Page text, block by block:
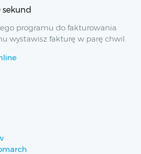
programu do fakturowania
wystawisz fakturę w parę chwil.